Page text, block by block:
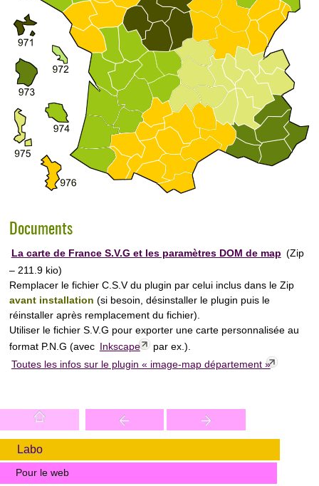
Documents
La carte de France S.V.G et les paramètres DOM de map (Zip
– 211.9 kio)
Remplacer le fichier C.S.V du plugin par celui inclus dans le Zip
avant installation (si besoin, désinstaller le plugin puis le
réinstaller après remplacement du fichier).
Utiliser le fichier S.V.G pour exporter une carte personnalisée au
format P.N.G (avec Inkscape
par ex.).
Toutes les infos sur le plugin « image-map département »
Labo
Pour le web